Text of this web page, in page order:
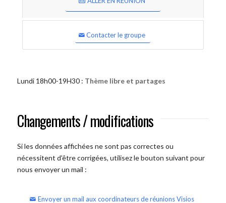
Contacter le groupe
Lundi 18h00-19H30 : Thème libre et partages
Changements / modifications
Si les données affichées ne sont pas correctes ou
nécessitent d'être corrigées, utilisez le bouton suivant pour
nous envoyer un mail :
Envoyer un mail aux coordinateurs de réunions Visios